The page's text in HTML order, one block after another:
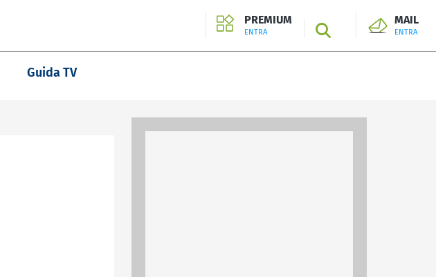
PREMIUM
ENTRA SEARCH
MAIL
ENTRA
Guida TV